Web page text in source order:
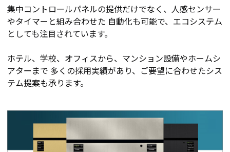
集中コントロールパネルの提供だけでなく、人感センサー
やタイマーと組み合わせた 自動化も可能で、エコシステム
としても注目されています。
ホテル、学校、オフィスから、マンション設備やホームシ
アターまで 多くの採用実績があり、ご要望に合わせたシス
テム提案も承ります。